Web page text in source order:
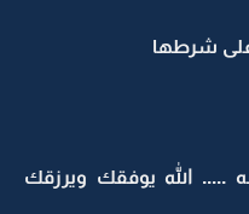
شرطها
..... الله يوفقك ويرزقك